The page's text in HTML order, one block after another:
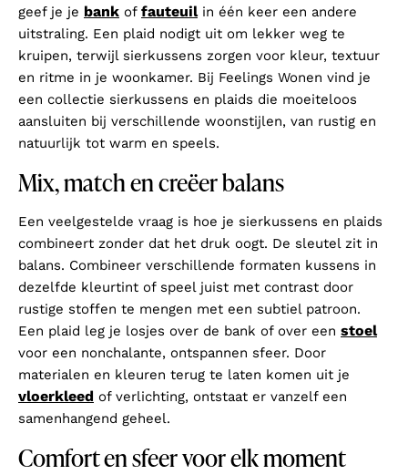
geef je je bank of fauteuilin één keer een andere
uitstraling. Een plaid nodigt uit om lekker weg te
kruipen, terwijl sierkussens zorgen voor kleur, textuur
en ritme in je woonkamer. Bij Feelings Wonen vind je
een collectie sierkussens en plaids die moeiteloos
aansluiten bij verschillende woonstijlen, van rustig en
natuurlijk tot warm en speels.
Mix, match en creëer balans
Een veelgestelde vraag is hoe je sierkussens en plaids
combineert zonder dat het druk oogt. De sleutel zit in
balans. Combineer verschillende formaten kussens in
dezelfde kleurtint of speel juist met contrast door
rustige stoffen te mengen met een subtiel patroon.
Een plaid leg je losjes over de bank of over een stoel
voor een nonchalante, ontspannen sfeer. Door
materialen en kleuren terug te laten komen uit je
vloerkleed of verlichting, ontstaat er vanzelf een
samenhangend geheel.
Comfort en sfeer voor elk moment